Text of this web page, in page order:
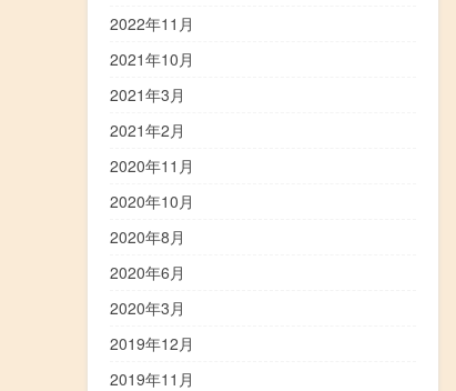
2022年11月
2021年10月
2021年3月
2021年2月
2020年11月
2020年10月
2020年8月
2020年6月
2020年3月
2019年12月
2019年11月